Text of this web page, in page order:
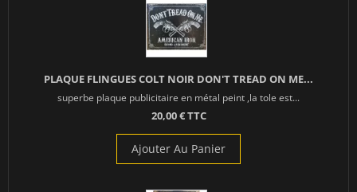
PLAQUE FLINGUES COLT NOIR DON'T TREAD ON ME...
superbe plaque publicitaire en métal peint ,la tole est...
20,00 € TTC
Ajouter Au Panier